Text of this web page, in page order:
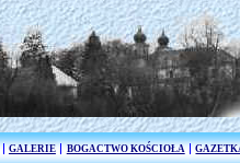
GALERIE BOGACTWO KOŚCIOŁA